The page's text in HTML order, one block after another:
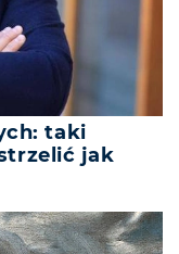
taki
jak